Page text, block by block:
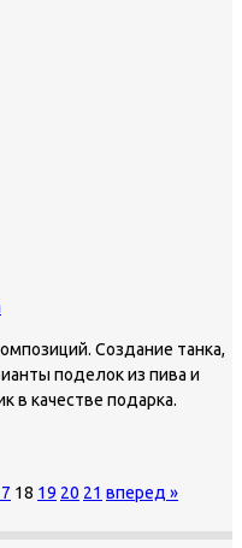
Создание танка,
поделок из пива и
в качестве подарка.
18 19 20 21 вперед »